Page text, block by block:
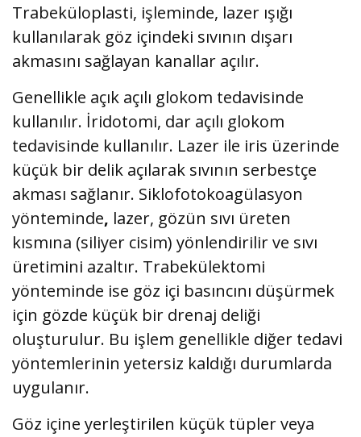
Trabeküloplasti, işleminde, lazer ışığı
kullanılarak göz içindeki sıvının dışarı
akmasını sağlayan kanallar açılır.
Genellikle açık açılı glokom tedavisinde
kullanılır. İridotomi, dar açılı glokom
tedavisinde kullanılır. Lazer ile iris üzerinde
küçük bir delik açılarak sıvının serbestçe
akması sağlanır. Siklofotokoagülasyon
yönteminde, lazer, gözün sıvı üreten
kısmına (siliyer cisim) yönlendirilir ve sıvı
üretimini azaltır. Trabekülektomi
yönteminde ise göz içi basıncını düşürmek
için gözde küçük bir drenaj deliği
oluşturulur. Bu işlem genellikle diğer tedavi
yöntemlerinin yetersiz kaldığı durumlarda
uygulanır.
Göz içine yerleştirilen küçük tüpler veya